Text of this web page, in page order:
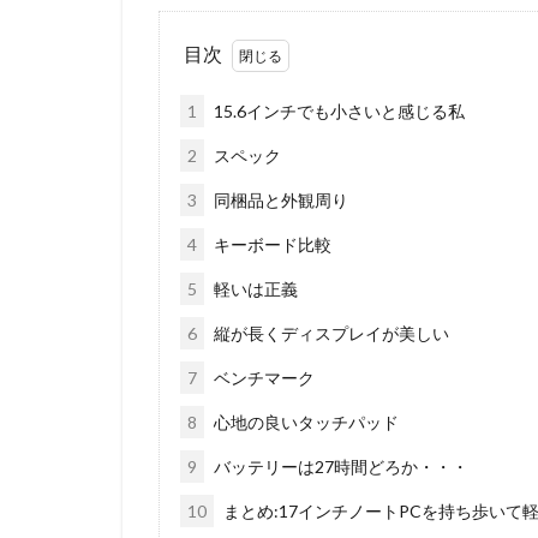
目次
1 15.6インチでも小さいと感じる私
2 スペック
3 同梱品と外観周り
4 キーボード比較
5 軽いは正義
6 縦が長くディスプレイが美しい
7 ベンチマーク
8 心地の良いタッチパッド
9 バッテリーは27時間どろか・・・
10 まとめ:17インチノートPCを持ち歩いて